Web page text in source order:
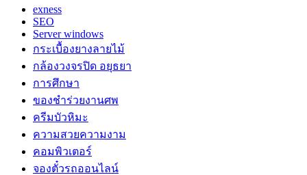
exness
SEO
Server windows
กระเบื้องยางลายไม้
กล้องวงจรปิด อยุธยา
การศึกษา
ของชำร่วยงานศพ
ครีมบัวหิมะ
ความสวยความงาม
คอมพิวเตอร์
จองตั๋วรถออนไลน์